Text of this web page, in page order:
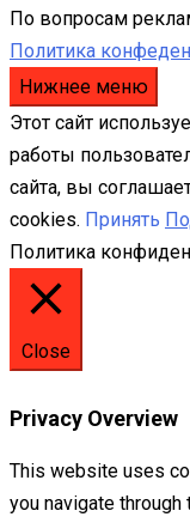
По вопросам
Политика
Нижнее меню
Этот сайт
работы
сайта, вы
cookies. Принять
Политика
Close
Privacy Overview
This website uses
you navigate